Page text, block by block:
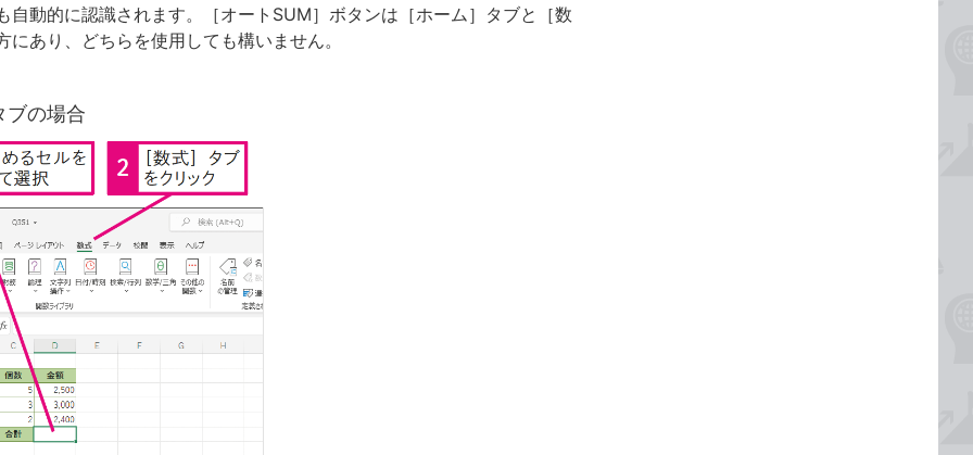
自動的に認識されます。［オートSUM］ボタンは［ホーム］タブと［数
にあり、どちらを使用しても構いません。
ブの場合